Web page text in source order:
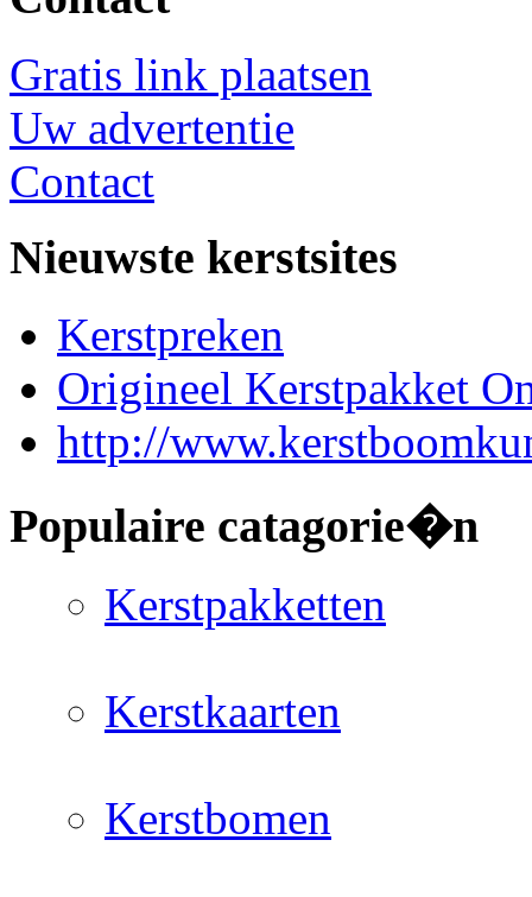
Gratis link plaatsen
Uw advertentie
Contact
Nieuwste kerstsites
Kerstpreken
Origineel Kerstpakket
http://
Populaire catagorie�n
Kerstpakketten
Kerstkaarten
Kerstbomen